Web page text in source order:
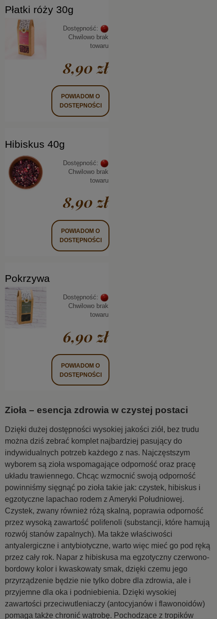
Płatki róży 30g
Dostępność:
Chwilowo brak
towaru
8,90 zł
POWIADOM O
DOSTĘPNOŚCI
Hibiskus 40g
Dostępność:
Chwilowo brak
towaru
8,90 zł
POWIADOM O
DOSTĘPNOŚCI
Pokrzywa
Dostępność:
Chwilowo brak
towaru
6,90 zł
POWIADOM O
DOSTĘPNOŚCI
Zioła – esencja zdrowia w czystej postaci
Dzięki dużej dostępności wysokiej jakości ziół, bez trudu
można dziś zebrać komplet najbardziej pasujący do
indywidualnych potrzeb każdego z nas. Najczęstszym
wyborem są zioła wspomagające odporność oraz pracę
układu trawiennego. Chcąc wzmocnić swoją odporność
powinniśmy sięgnąć po zioła takie jak: czystek, hibiskus i
egzotyczne lapachao rodem z Ameryki Południowej.
Czystek, zwany również różą skalną, poprawia odporność
przez wysoką zawartość polifenoli (substancji, które hamują
rozwój stanów zapalnych). Ma także właściwości
antyalergiczne i antybiotyczne, warto więc mieć go pod ręką
przez cały rok. Napar z hibiskusa ma egzotyczny czerwono-
bordowy kolor i kwaskowaty smak, dzięki czemu jego
przyrządzenie będzie nie tylko dobre dla zdrowia, ale i
przyjemne dla oka i podniebienia. Dzięki wysokiej
zawartości przeciwutleniaczy (antocyjanów i flawonoidów)
pomaga także chronić wątrobę. Pochodzące z tropików